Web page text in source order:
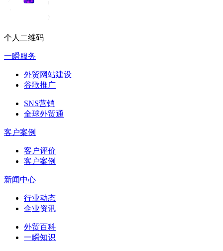
个人二维码
一瞬服务
外贸网站建设
谷歌推广
SNS营销
全球外贸通
客户案例
客户评价
客户案例
新闻中心
行业动态
企业资讯
外贸百科
一瞬知识